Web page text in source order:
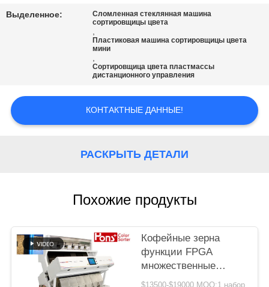
POLICY
Выделенное:
Сломленная стеклянная машина
сортировщицы цвета
,
Пластиковая машина сортировщицы цвета
мини
,
Сортировщица цвета пластмассы
дистанционного управления
КОНТАКТНЫЕ ДАННЫЕ!
РАСКРЫТЬ ДЕТАЛИ
Похожие продукты
Кофейные зерна
функции FPGA
множественные
красят сортируя
$13500-$19000 MOQ:1 набор